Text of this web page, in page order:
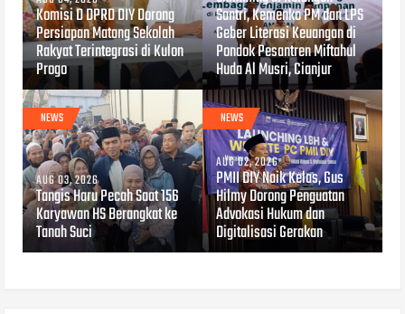
Komisi D DPRD DIY Dorong
Persiapan Matang Sekolah
Rakyat Terintegrasi di Kulon
Progo
Santri, Kemenko PM dan LPS
Geber Literasi Keuangan di
Pondok Pesantren Miftahul
Huda Al Musri, Cianjur
NEWS
AUG 03, 2026
Tangis Haru Pecah Saat 156
Karyawan HS Berangkat ke
Tanah Suci
NEWS
AUG 02, 2026
PMII DIY Naik Kelas, Gus
Hilmy Dorong Penguatan
Advokasi Hukum dan
Digitalisasi Gerakan